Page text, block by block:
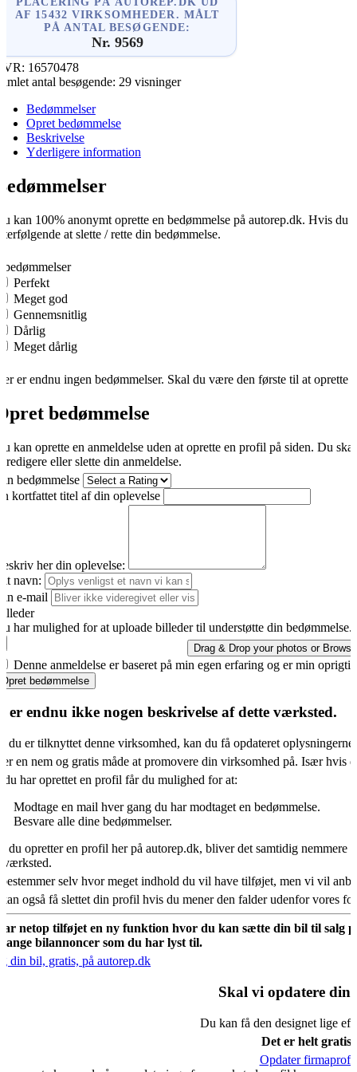
AF 15432 VIRKSOMHEDER. MÅLT
PÅ ANTAL BESØGENDE:
Nr. 9569
16570478
antal besøgende: 29 visninger
Bedømmelser
Opret bedømmelse
Beskrivelse
Yderligere information
kan 100% anonymt oprette en bedømmelse på autorep.dk. Hvis
at slette / rette din bedømmelse.
bedømmelser
Perfekt
Meget god
Gennemsnitlig
Dårlig
Meget dårlig
er endnu ingen bedømmelser. Skal du være den første til at oprette
bedømmelse
kan oprette en anmeldelse uden at oprette en profil på siden. Du
redigere eller slette din anmeldelse.
bedømmelse
kortfattet titel af din oplevelse
her din oplevelse:
navn:
e-mail
har mulighed for at uploade billeder til understøtte din bedømmelse.
Drag & Drop your photos or Browse
Denne anmeldelse er baseret på min egen erfaring og er min
Opret bedømmelse
er endnu ikke nogen beskrivelse af dette værksted.
du er tilknyttet denne virksomhed, kan du få opdateret oplysningerne.
er en nem og gratis måde at promovere din virksomhed på. Især hvis
du har oprettet en profil får du mulighed for at:
Modtage en mail hver gang du har modtaget en bedømmelse.
Besvare alle dine bedømmelser.
du opretter en profil her på autorep.dk, bliver det samtidig nemmere
selv hvor meget indhold du vil have tilføjet, men vi vil
også få slettet din profil hvis du mener den falder udenfor vores
netop tilføjet en ny funktion hvor du kan sætte din bil til salg
bilannoncer som du har lyst til.
din bil, gratis, på autorep.dk
Skal vi opdatere din
Du kan få den designet lige
Det er helt gratis.
Opdater firmaprofil